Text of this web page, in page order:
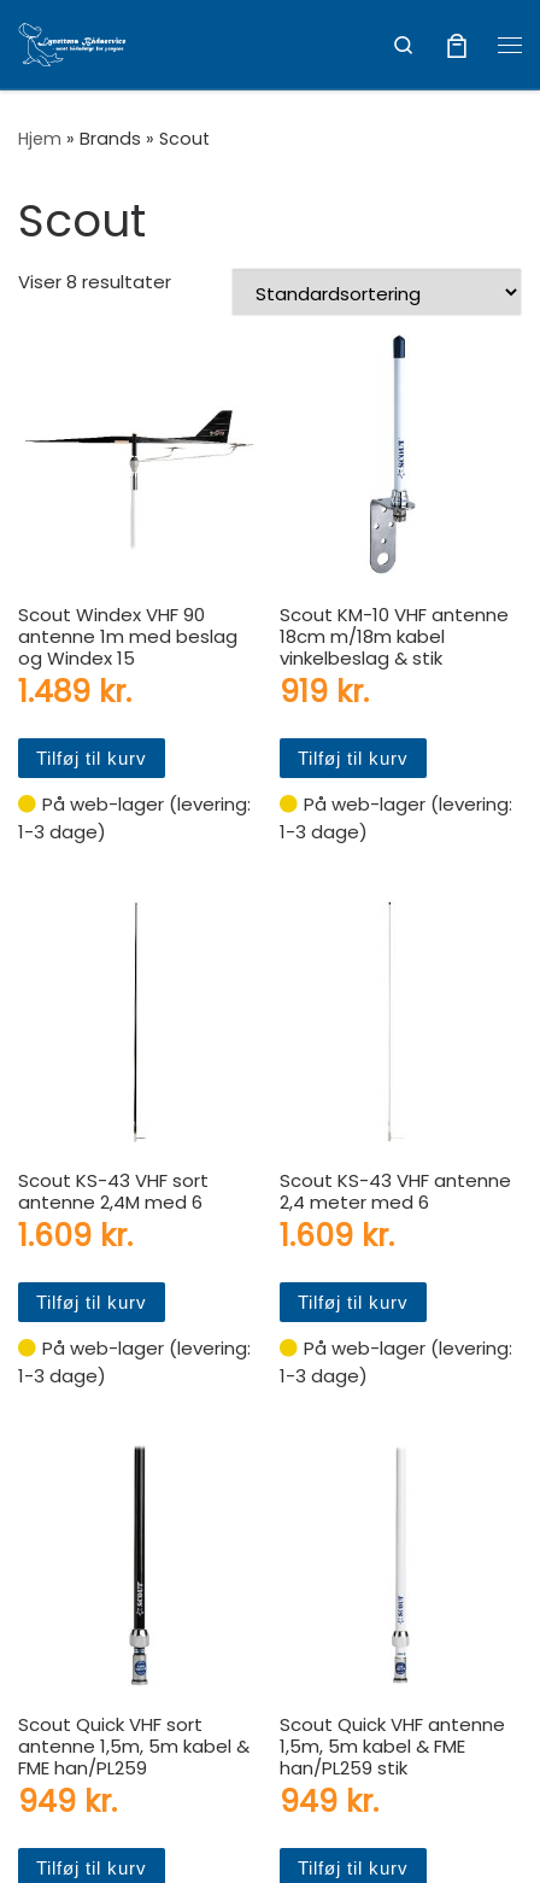
Vis hele indholdet
Search
Hjem » Brands » Scout
Scout
Viser 8 resultater
Scout Windex VHF 90
antenne 1m med beslag
og Windex 15
1.489 kr.
Tilføj til kurv
På web-lager (levering:
1-3 dage)
Scout KM-10 VHF antenne
18cm m/18m kabel
vinkelbeslag & stik
919 kr.
Tilføj til kurv
På web-lager (levering:
1-3 dage)
Scout KS-43 VHF sort
antenne 2,4M med 6
1.609 kr.
Tilføj til kurv
På web-lager (levering:
1-3 dage)
Scout KS-43 VHF antenne
2,4 meter med 6
1.609 kr.
Tilføj til kurv
På web-lager (levering:
1-3 dage)
Scout Quick VHF sort
antenne 1,5m, 5m kabel &
FME han/PL259
949 kr.
Tilføj til kurv
Scout Quick VHF antenne
1,5m, 5m kabel & FME
han/PL259 stik
949 kr.
Tilføj til kurv